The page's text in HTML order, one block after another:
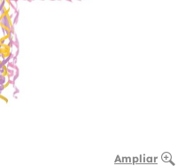
Ampliar